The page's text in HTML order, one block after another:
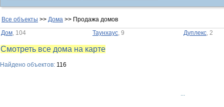
Все объекты >> Дома >> Продажа домов
Дом, 104 Таунхаус, 9 Дуплекс, 2
Смотреть все дома на карте
Найдено объектов: 116
...